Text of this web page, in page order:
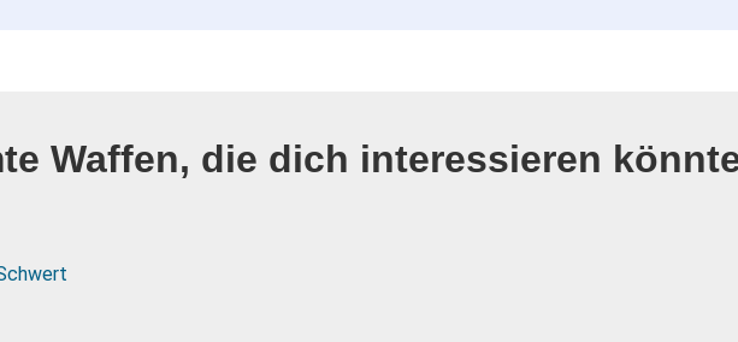
Waffen, die dich interessieren